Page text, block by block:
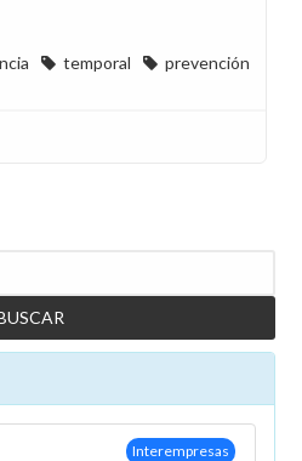
temporal
prevención
Interempresas